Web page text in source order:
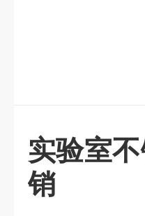
实验室
销